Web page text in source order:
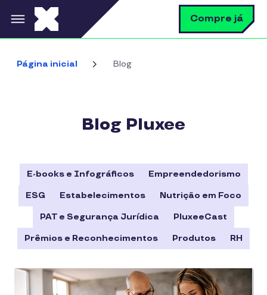
Pular para o conteúdo principal Compre já
Página inicial Blog
Blog Pluxee
E-books e Infográficos Empreendedorismo
ESG Estabelecimentos Nutrição em Foco
PAT e Segurança Jurídica PluxeeCast
Prêmios e Reconhecimentos Produtos RH